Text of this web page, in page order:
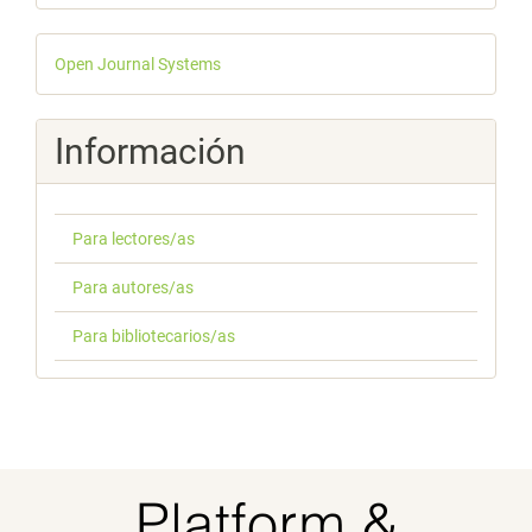
Desarrollado
por
Open Journal Systems
Información
Para lectores/as
Para autores/as
Para bibliotecarios/as